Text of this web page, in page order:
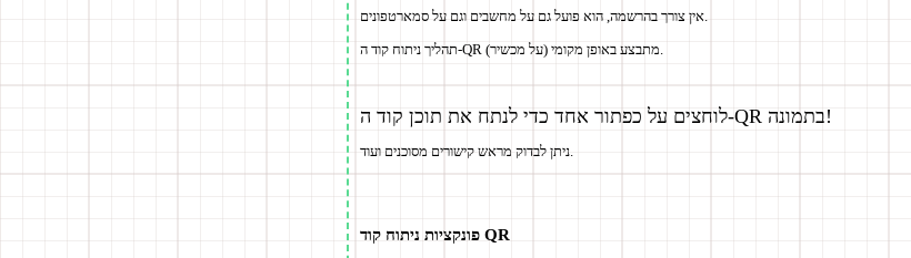
לוחצים על כפתור אחד כדי לנתח את תוכן קוד ה-QR בתמונה!
פונקציות ניתוח קוד QR